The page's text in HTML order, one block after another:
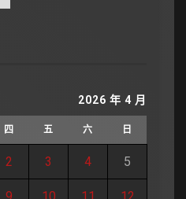
2026 年 4 月
四 五 六 日
2 3 4 5